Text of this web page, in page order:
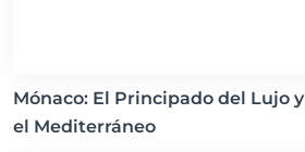
Mónaco: El Principado del Lujo
el Mediterráneo